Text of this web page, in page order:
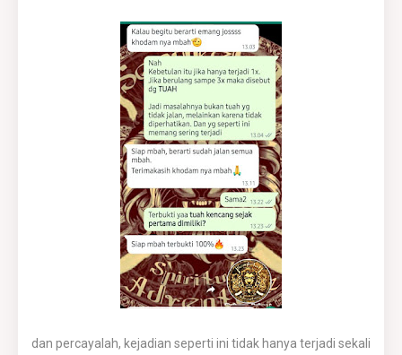
dan percayalah, kejadian seperti ini tidak hanya terjadi sekali